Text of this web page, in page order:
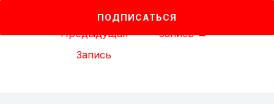
Навигация
записям
←
Предыдущая
Запись
Следующая
Запись→
ПОДПИСАТЬСЯ